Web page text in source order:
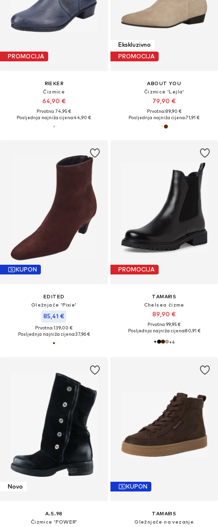
PROMOCIJA
RIEKER
Čizmice
64,90 €
Prvotno: 74,95 €
Posljednja najniža cijena:44,90 €
Ekskluzivno
PROMOCIJA
ABOUT YOU
Čizmice 'Lejla'
79,90 €
Prvotno: 89,90 €
Posljednja najniža cijena:71,91 €
KUPON
EDITED
Gležnjače 'Pixie'
85,41 €
Prvotno: 139,00 €
Posljednja najniža cijena:37,96 €
PROMOCIJA
TAMARIS
Chelsea čizme
89,90 €
Prvotno: 99,95 €
Posljednja najniža cijena:80,91 €
+4
Novo
A.S.98
Čizmice 'POWER'
KUPON
TAMARIS
Gležnjače na vezanje